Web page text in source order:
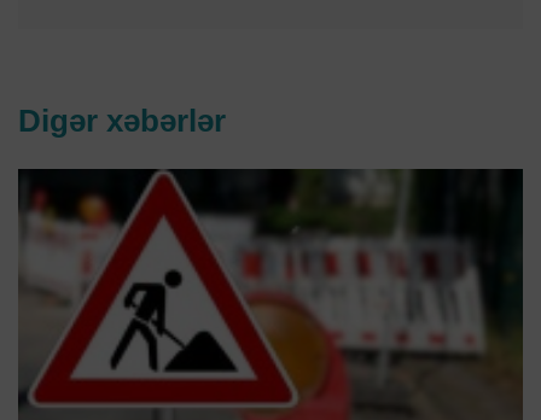
Digər xəbərlər